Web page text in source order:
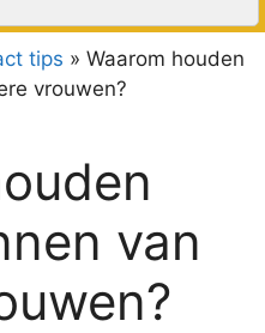
tips » Waarom houden
vrouwen?
van